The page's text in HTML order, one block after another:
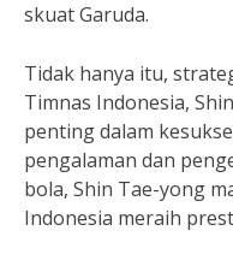
skuat Garuda.
Tidak hanya itu,
Timnas Indonesia,
penting dalam
pengalaman dan
bola, Shin Tae-yong
Indonesia meraih